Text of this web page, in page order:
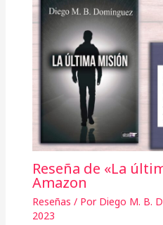
Reseña de «La
Amazon
Reseñas / Por Diego M. B.
2023